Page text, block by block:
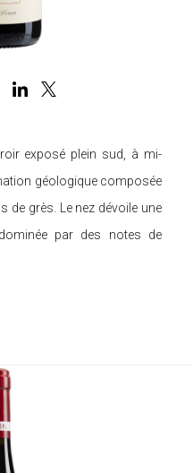
exposé plein sud, à mi-
géologique composée
de grès. Le nez dévoile une
par des notes de